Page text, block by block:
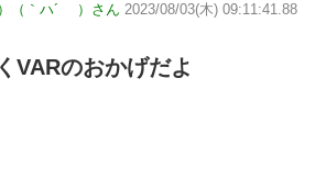
（｀ハ´ ）さん 2023/08/03(木) 09:11:41.88
VARのおかげだよ